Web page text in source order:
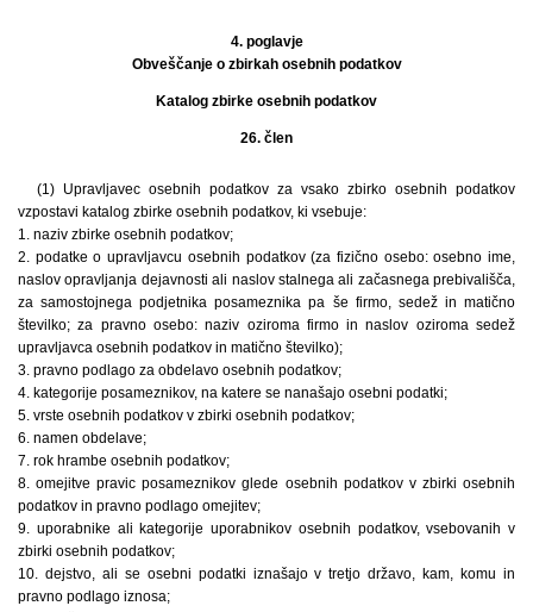
4. poglavje
Obveščanje o zbirkah osebnih podatkov
Katalog zbirke osebnih podatkov
26. člen
(1) Upravljavec osebnih podatkov za vsako zbirko osebnih podatkov
vzpostavi katalog zbirke osebnih podatkov, ki vsebuje:
1. naziv zbirke osebnih podatkov;
2. podatke o upravljavcu osebnih podatkov (za fizično osebo: osebno ime,
naslov opravljanja dejavnosti ali naslov stalnega ali začasnega prebivališča,
za samostojnega podjetnika posameznika pa še firmo, sedež in matično
številko; za pravno osebo: naziv oziroma firmo in naslov oziroma sedež
upravljavca osebnih podatkov in matično številko);
3. pravno podlago za obdelavo osebnih podatkov;
4. kategorije posameznikov, na katere se nanašajo osebni podatki;
5. vrste osebnih podatkov v zbirki osebnih podatkov;
6. namen obdelave;
7. rok hrambe osebnih podatkov;
8. omejitve pravic posameznikov glede osebnih podatkov v zbirki osebnih
podatkov in pravno podlago omejitev;
9. uporabnike ali kategorije uporabnikov osebnih podatkov, vsebovanih v
zbirki osebnih podatkov;
10. dejstvo, ali se osebni podatki iznašajo v tretjo državo, kam, komu in
pravno podlago iznosa;